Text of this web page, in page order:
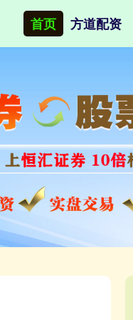
首页 方道配资